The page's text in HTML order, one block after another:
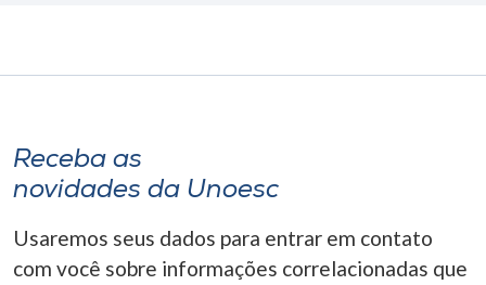
Receba as
novidades da Unoesc
Usaremos seus dados para entrar em contato
com você sobre informações correlacionadas que